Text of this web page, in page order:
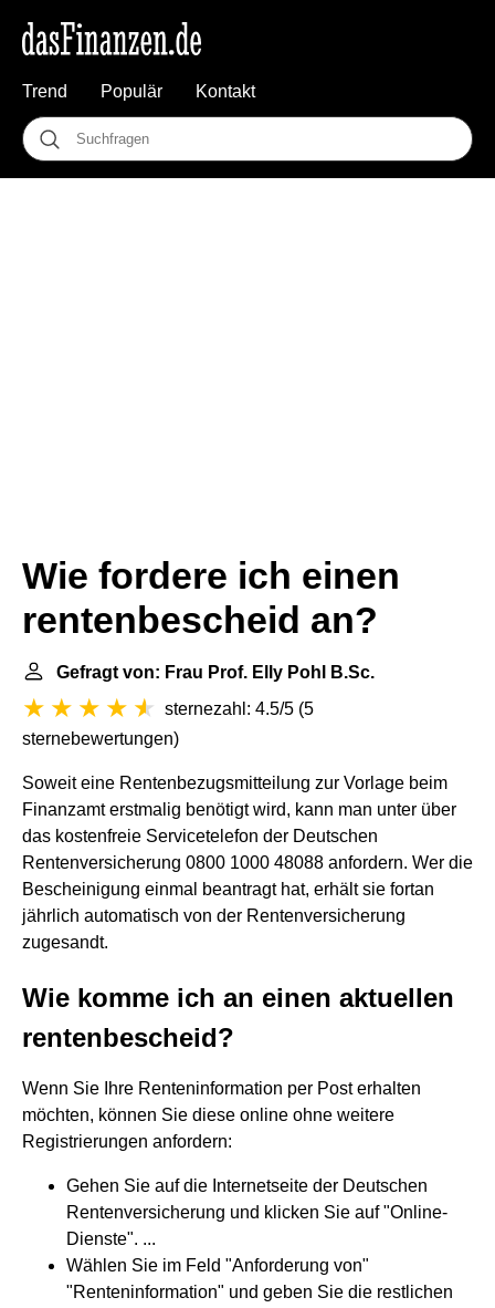
Trend Populär Kontakt
Wie fordere ich einen
rentenbescheid an?
Gefragt von: Frau Prof. Elly Pohl B.Sc.
sternezahl: 4.5/5 (5
sternebewertungen)
Soweit eine Rentenbezugsmitteilung zur Vorlage beim
Finanzamt erstmalig benötigt wird, kann man unter über
das kostenfreie Servicetelefon der Deutschen
Rentenversicherung 0800 1000 48088 anfordern. Wer die
Bescheinigung einmal beantragt hat, erhält sie fortan
jährlich automatisch von der Rentenversicherung
zugesandt.
Wie komme ich an einen aktuellen
rentenbescheid?
Wenn Sie Ihre Renteninformation per Post erhalten
möchten, können Sie diese online ohne weitere
Registrierungen anfordern:
Gehen Sie auf die Internetseite der Deutschen
Rentenversicherung und klicken Sie auf "Online-
Dienste". ...
Wählen Sie im Feld "Anforderung von"
"Renteninformation" und geben Sie die restlichen